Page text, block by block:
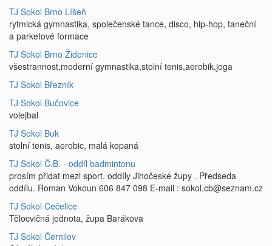
TJ Sokol Brno Líšeň
rytmická gymnastika, společenské tance, disco, hip-hop, taneční
a parketové formace
TJ Sokol Brno Židenice
všestrannost,moderní gymnastika,stolní tenis,aerobik,joga
TJ Sokol Březník
TJ Sokol Bučovice
volejbal
TJ Sokol Buk
stolní tenis, aerobic, malá kopaná
TJ Sokol Č.B. - oddíl badmintonu
prosím přidat mezi sport. oddíly Jihočeské župy . Předseda
oddílu. Roman Vokoun 606 847 098 E-mail : sokol.cb@seznam.cz
TJ Sokol Čečelice
Tělocvičná jednota, župa Barákova
TJ Sokol Černilov